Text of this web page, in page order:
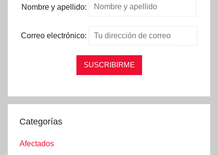
Nombre y apellido:
Correo electrónico:
Categorías
Afectados